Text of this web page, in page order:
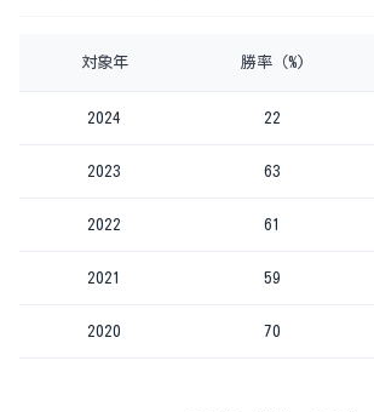
対象年 勝率（%)
2024 22
2023 63
2022 61
2021 59
2020 70